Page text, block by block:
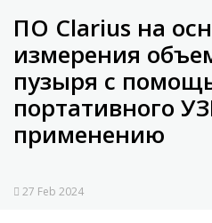
ПО Clarius на
измерения
пузыря с
портативного
применению
27 Feb 2024